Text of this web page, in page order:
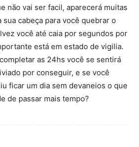
não vai ser facil, aparecerá muitas
sua cabeça para você quebrar o
você até caia por segundos por
está em estado de vigilia.
as 24hs você se sentirá
por conseguir, e se você
ficar um dia sem devaneios o que
de passar mais tempo?